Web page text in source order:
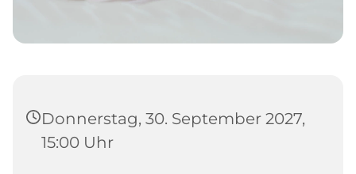
Donnerstag, 30. September 2027,
15:00 Uhr